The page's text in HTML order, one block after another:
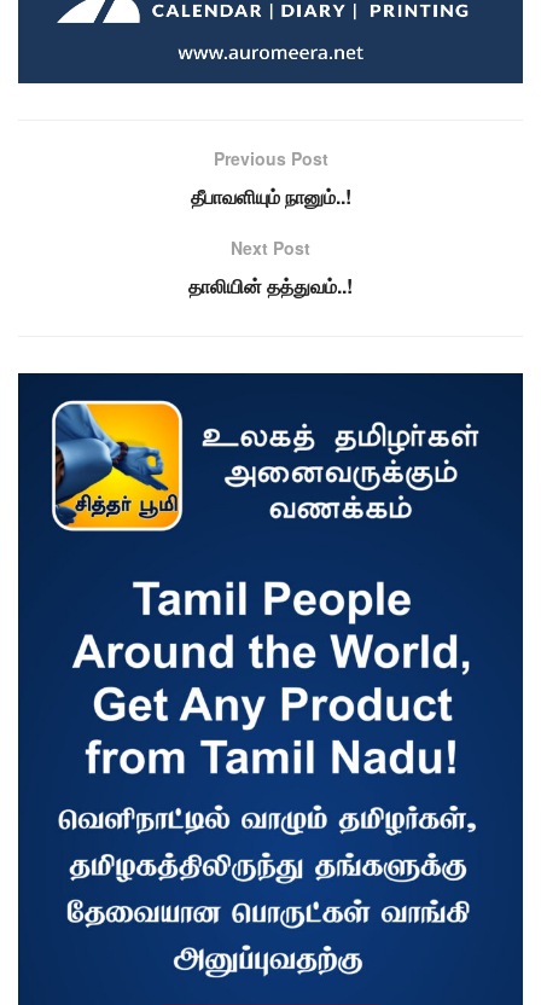
Previous Post
தீபாவளியும் நானும்..!
Next Post
தாலியின் தத்துவம்..!